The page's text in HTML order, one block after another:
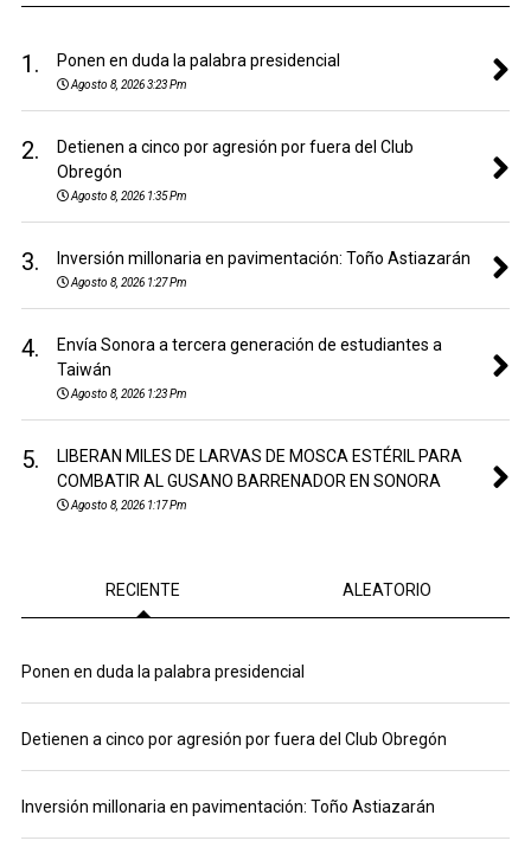
1. Ponen en duda la palabra presidencial
Agosto 8, 2026 3:23 Pm
2.
Detienen a cinco por agresión por fuera del Club
Obregón
Agosto 8, 2026 1:35 Pm
3. Inversión millonaria en pavimentación: Toño Astiazarán
Agosto 8, 2026 1:27 Pm
4.
Envía Sonora a tercera generación de estudiantes a
Taiwán
Agosto 8, 2026 1:23 Pm
5.
LIBERAN MILES DE LARVAS DE MOSCA ESTÉRIL PARA
COMBATIR AL GUSANO BARRENADOR EN SONORA
Agosto 8, 2026 1:17 Pm
RECIENTE ALEATORIO
Ponen en duda la palabra presidencial
Detienen a cinco por agresión por fuera del Club Obregón
Inversión millonaria en pavimentación: Toño Astiazarán